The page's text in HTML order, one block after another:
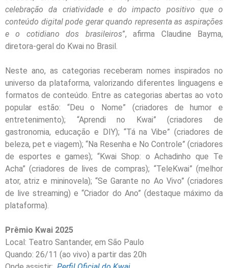
celebração da criatividade e do impacto positivo que o
conteúdo digital pode gerar quando representa as aspirações
e o cotidiano dos brasileiros”, afirma Claudine Bayma,
diretora-geral do Kwai no Brasil.
Neste ano, as categorias receberam nomes inspirados no
universo da plataforma, valorizando diferentes linguagens e
formatos de conteúdo. Entre as categorias abertas ao voto
popular estão: “Deu o Nome” (criadores de humor e
entretenimento); “Aprendi no Kwai” (criadores de
gastronomia, educação e DIY); “Tá na Vibe” (criadores de
beleza, pet e viagem); “Na Resenha e No Controle” (criadores
de esportes e games); “Kwai Shop: o Achadinho que Te
Acha” (criadores de lives de compras); “TeleKwai” (melhor
ator, atriz e mininovela); “Se Garante no Ao Vivo” (criadores
de live streaming) e “Criador do Ano” (destaque máximo da
plataforma).
Prêmio Kwai 2025
Local: Teatro Santander, em São Paulo
Quando: 26/11 (ao vivo) a partir das 20h